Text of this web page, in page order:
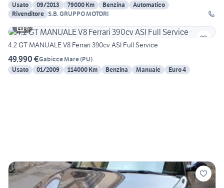
Usato
09/2013 79000 Km Benzina
Automatico
Rivenditore S.B. GRUPPO MOTORI
6
4.2 GT MANUALE V8 Ferrari 390cv ASI Full Service
49.990 €Gabicce Mare(PU)
Usato
01/2009 114000 Km Benzina Manuale Euro 4